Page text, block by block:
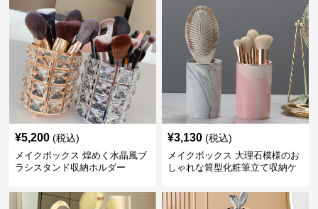
¥5,200 (税込)
メイクボックス 煌めく水晶風ブ
ラシスタンド収納ホルダー
¥3,130 (税込)
メイクボックス 大理石模様のお
しゃれな筒型化粧筆立て収納ケ